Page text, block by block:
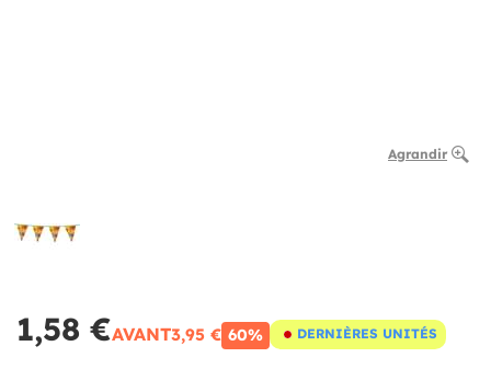
Agrandir
1,58 €AVANT3,95 € 60% DERNIÈRES UNITÉS